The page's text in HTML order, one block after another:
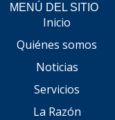
MENÚ DEL SITIO
Inicio
Quiénes somos
Noticias
Servicios
La Razón